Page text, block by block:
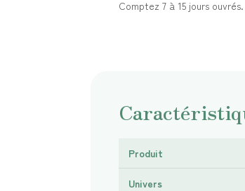
Comptez 7 à 15 jours
Produit
Univers